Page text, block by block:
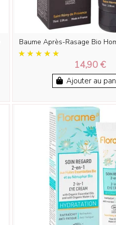
Baume Après-Rasage Bio
14,90 €
Ajouter au